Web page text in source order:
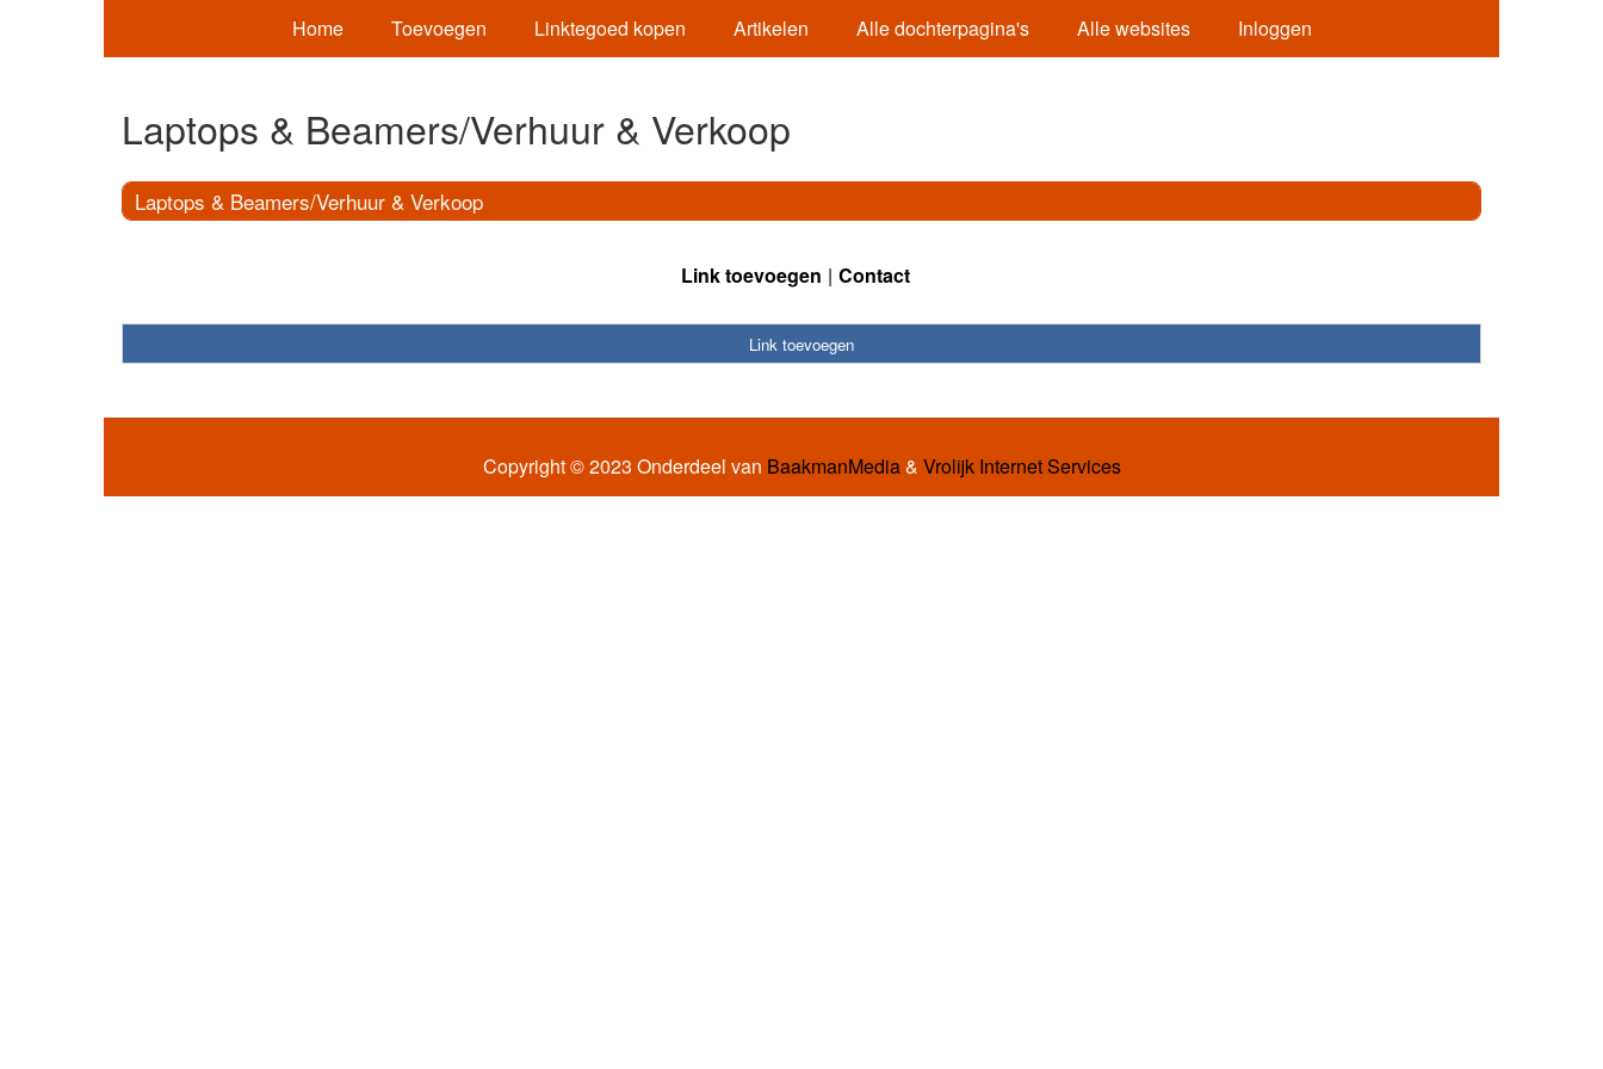
Home Toevoegen Linktegoed kopen Artikelen Alle dochterpagina's Alle websites Inloggen
Laptops & Beamers/Verhuur & Verkoop
Laptops & Beamers/Verhuur & Verkoop
Link toevoegen Contact
Link toevoegen
Copyright © 2023 Onderdeel van BaakmanMedia& Vrolijk Internet Services